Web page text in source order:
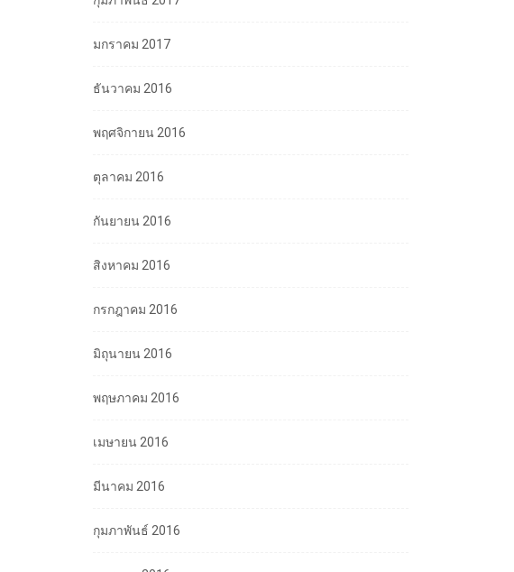
มกราคม 2017
ธันวาคม 2016
พฤศจิกายน 2016
ตุลาคม 2016
กันยายน 2016
สิงหาคม 2016
กรกฎาคม 2016
มิถุนายน 2016
พฤษภาคม 2016
เมษายน 2016
มีนาคม 2016
กุมภาพันธ์ 2016